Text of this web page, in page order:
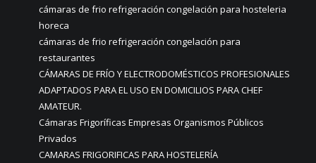
cámaras de frio refrigeración congelación para hosteleria
horeca
cámaras de frio refrigeración congelación para
restaurantes
CÁMARAS DE FRÍO Y ELECTRODOMÉSTICOS PROFESIONALES
ADAPTADOS PARA EL USO EN DOMICILIOS PARA CHEF
AMATEUR.
Cámaras Frigoríficas Empresas Organismos Públicos
Privados
CAMARAS FRIGORIFICAS PARA HOSTELERÍA